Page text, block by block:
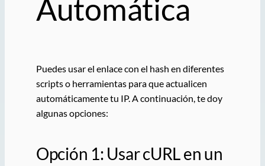
Automática
Puedes usar el enlace con el hash en diferentes
scripts o herramientas para que actualicen
automáticamente tu IP. A continuación, te doy
algunas opciones:
Opción 1: Usar cURL en un